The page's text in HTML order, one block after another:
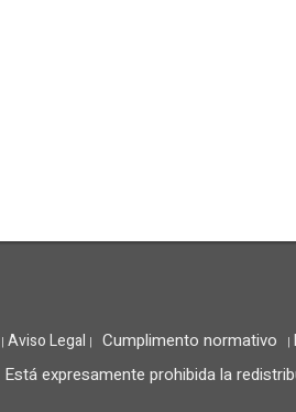
| Aviso Legal | Cumplimento normativo |
Está expresamente prohibida la